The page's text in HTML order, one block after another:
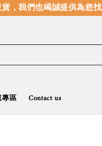
我們也竭誠提供為您找
區 Contact us